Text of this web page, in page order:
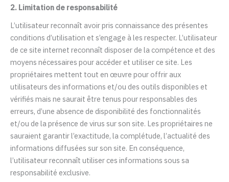
2. Limitation de responsabilité
L’utilisateur reconnaît avoir pris connaissance des présentes
conditions d’utilisation et s’engage à les respecter. L’utilisateur
de ce site internet reconnaît disposer de la compétence et des
moyens nécessaires pour accéder et utiliser ce site. Les
propriétaires mettent tout en œuvre pour offrir aux
utilisateurs des informations et/ou des outils disponibles et
vérifiés mais ne saurait être tenus pour responsables des
erreurs, d’une absence de disponibilité des fonctionnalités
et/ou de la présence de virus sur son site. Les propriétaires ne
sauraient garantir l’exactitude, la complétude, l’actualité des
informations diffusées sur son site. En conséquence,
l’utilisateur reconnaît utiliser ces informations sous sa
responsabilité exclusive.